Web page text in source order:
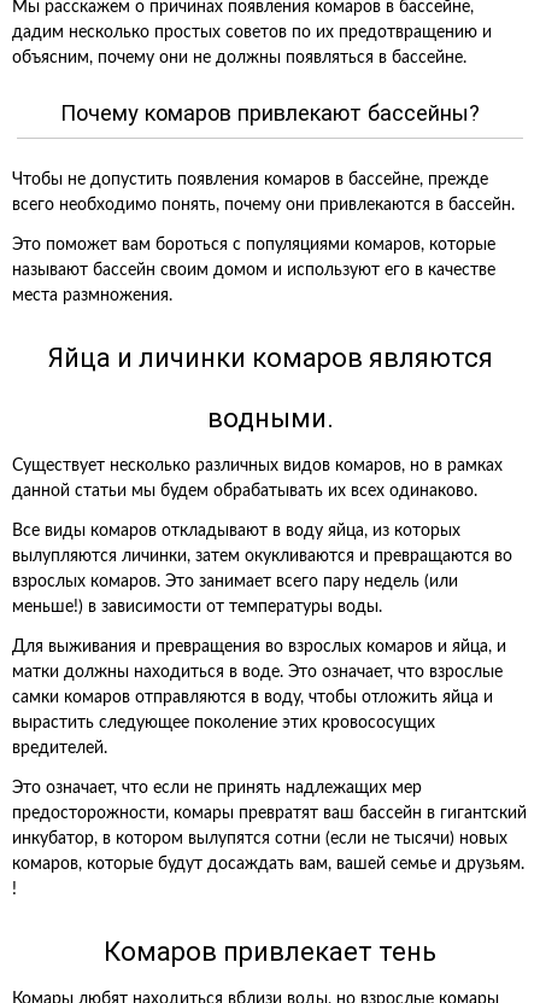
Мы расскажем о причинах появления комаров в бассейне,
дадим несколько простых советов по их предотвращению и
объясним, почему они не должны появляться в бассейне.
Почему комаров привлекают бассейны?
Чтобы не допустить появления комаров в бассейне, прежде
всего необходимо понять, почему они привлекаются в бассейн.
Это поможет вам бороться с популяциями комаров, которые
называют бассейн своим домом и используют его в качестве
места размножения.
Яйца и личинки комаров являются
водными.
Существует несколько различных видов комаров, но в рамках
данной статьи мы будем обрабатывать их всех одинаково.
Все виды комаров откладывают в воду яйца, из которых
вылупляются личинки, затем окукливаются и превращаются во
взрослых комаров. Это занимает всего пару недель (или
меньше!) в зависимости от температуры воды.
Для выживания и превращения во взрослых комаров и яйца, и
матки должны находиться в воде. Это означает, что взрослые
самки комаров отправляются в воду, чтобы отложить яйца и
вырастить следующее поколение этих кровососущих
вредителей.
Это означает, что если не принять надлежащих мер
предосторожности, комары превратят ваш бассейн в гигантский
инкубатор, в котором вылупятся сотни (если не тысячи) новых
комаров, которые будут досаждать вам, вашей семье и друзьям.
!
Комаров привлекает тень
Комары любят находиться вблизи воды, но взрослые комары